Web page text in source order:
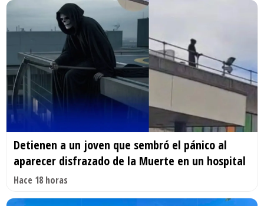
Detienen a un joven que sembró el pánico al
aparecer disfrazado de la Muerte en un hospital
Hace 18 horas